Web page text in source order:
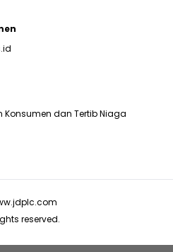
Konsumen dan Tertib Niaga
reserved.